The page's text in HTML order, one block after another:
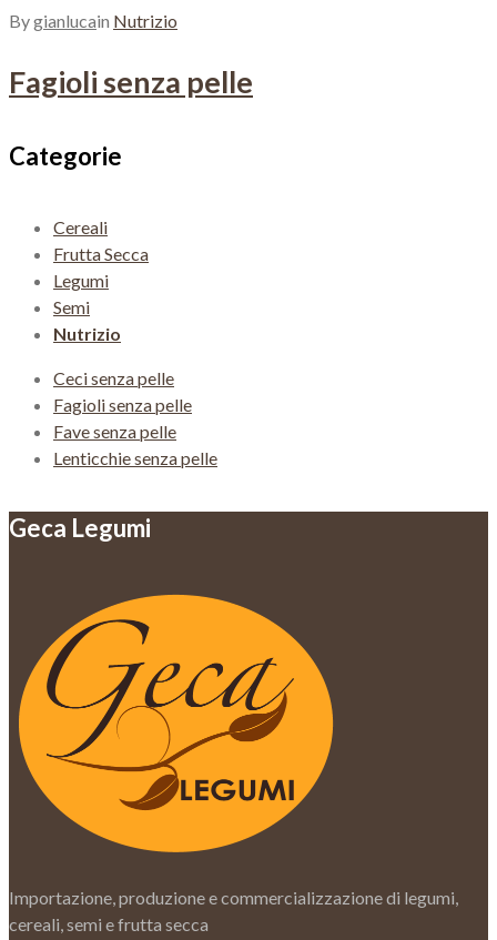
Bygianlucain Nutrizio
Fagioli senza pelle
Categorie
Cereali
Frutta Secca
Legumi
Semi
Nutrizio
Ceci senza pelle
Fagioli senza pelle
Fave senza pelle
Lenticchie senza pelle
Geca Legumi
Importazione, produzione e commercializzazione di legumi,
cereali, semi e frutta secca